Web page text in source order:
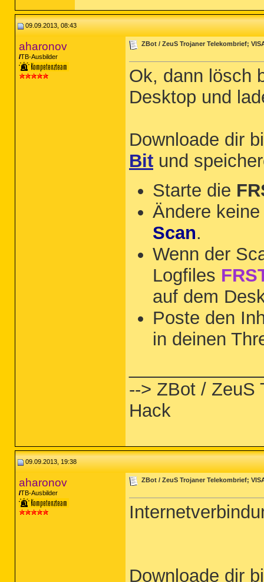
09.09.2013, 08:43
aharonov
TB-Ausbilder
ZBot / ZeuS Trojaner Telekombrief;
Ok, dann lösch
Desktop und
Downloade dir
Bit und
Starte die
Ändere
Scan.
Wenn der
Logfiles
auf dem
Poste den
in deinen
--> ZBot / ZeuS
Hack
09.09.2013, 19:38
aharonov
TB-Ausbilder
ZBot / ZeuS Trojaner Telekombrief;
Downloade dir